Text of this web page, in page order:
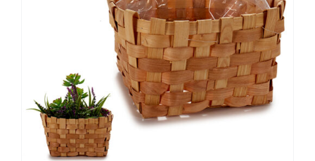
/ DETALLES